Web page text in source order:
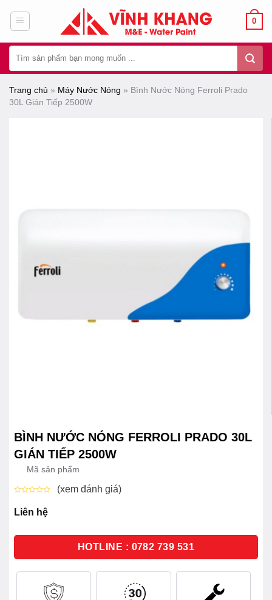
dung
0
kiếm:
Trang chủ » Máy Nước Nóng » Bình Nước Nóng Ferroli Prado
30L Gián Tiếp 2500W
BÌNH NƯỚC NÓNG FERROLI PRADO 30L
GIÁN TIẾP 2500W
Mã sản phẩm
xếp
hạng
sao
(xem đánh giá)
Liên hệ
HOTLINE : 0782 739 531